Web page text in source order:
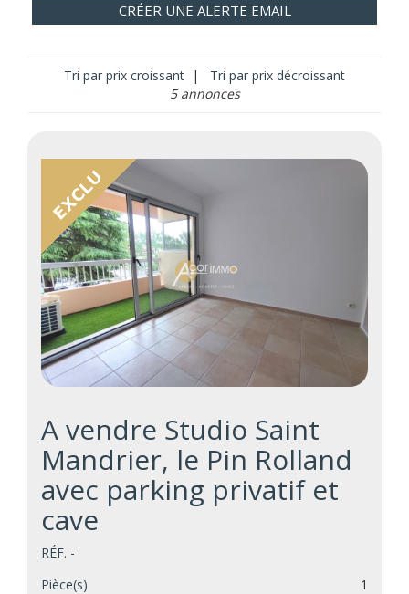
CRÉER UNE ALERTE EMAIL
Tri par prix croissant |
Tri par prix décroissant
5 annonces
A vendre Studio Saint
Mandrier, le Pin Rolland
avec parking privatif et
cave
RÉF. -
Pièce(s)
1